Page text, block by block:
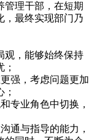
管理干部，在短期
，最终实现部门乃
观，能够始终保持
强，考虑问题更加
专业角色中切换，
通与指导的能力，